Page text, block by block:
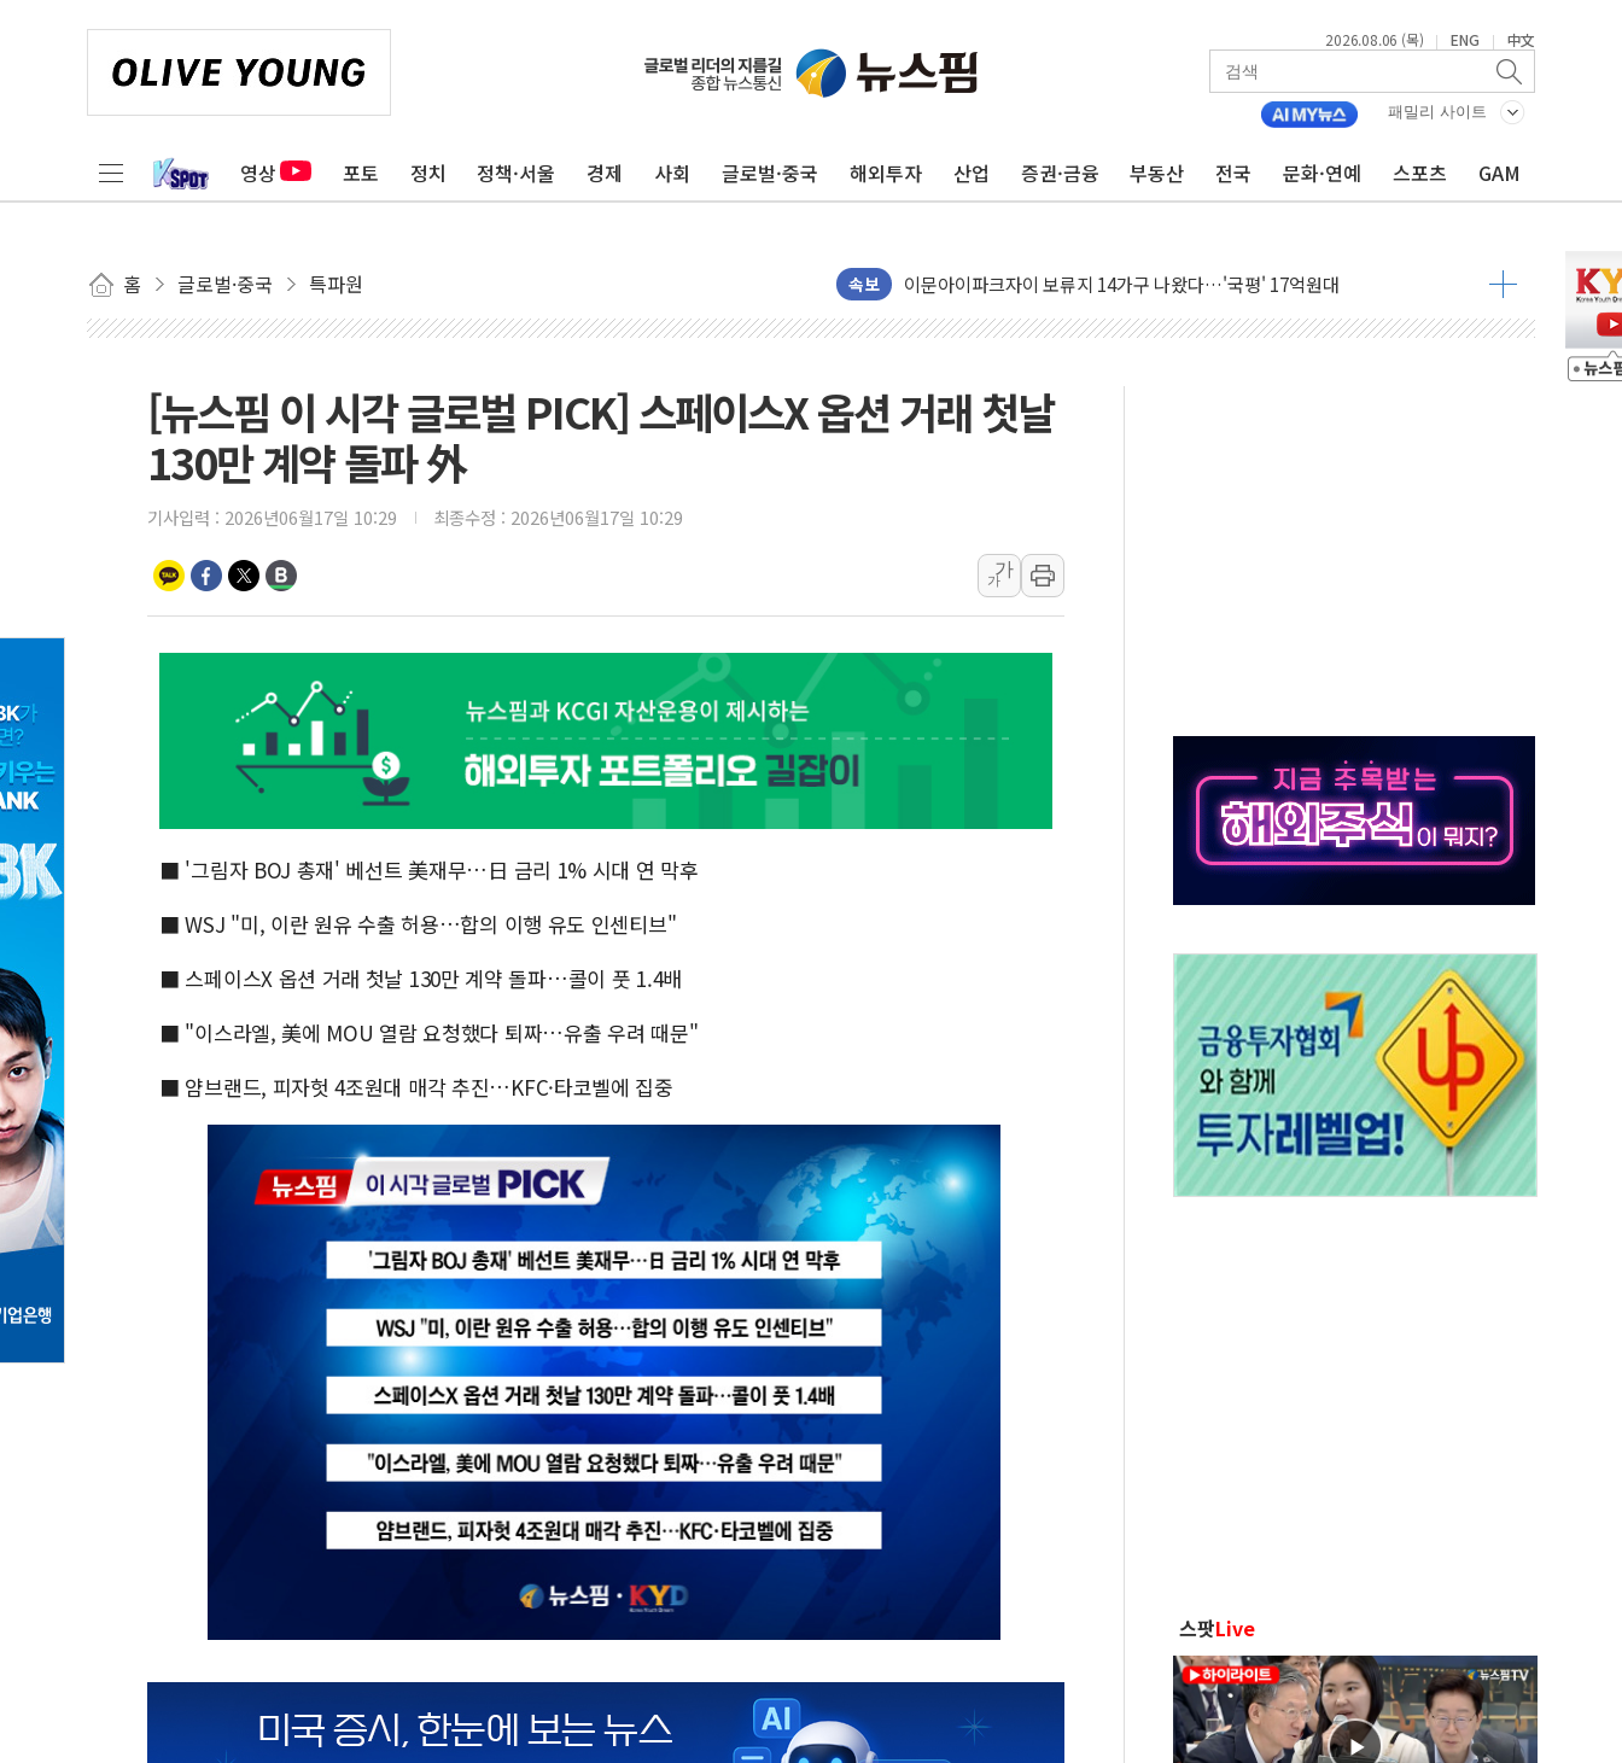
2026.08.06 (목) | ENG | 中文
패밀리 사이트
영상 포토 정치 정책·서울 경제 사회 글로벌·중국 해외투자 산업 증권·금융 부동산 전국 문화·연예 스포츠 GAM
홈 글로벌·중국 특파원 속보
아모레퍼시픽 에스트라, 유로모니터 선정 '한국 1위 더마 브랜드'
이문아이파크자이 보류지 14가구 나왔다…'국평' 17억원대
샌디스크 매출 전망 기대 못미쳐... 시간외 거래에서 8% 하락
원희룡, 종합특검 2차 출석…"특검 위법에 단호히 대처할 것"
스타벅스, 장애인 치료비 1억 기부
TBH글로벌, 신규 브랜드 '타임아웃' 런던 품평회 개최
피알지에스앤텍, '스케일업 팁스 정책 지정형' 과제 선정
바이오포트, 필리핀 S&R 멤버십쇼핑에 K-뷰티 공급
라온시큐어, 정부 블록체인 특성화 대학 지원사업 수행기업 선정
대신증권, 네이버웹툰과 크레온 신규 고객 대상 이벤트 실시
이억원 금융위원장 '단일종목 레버리지 ETF' 관련 피고발
이지스자산운용, 옛 분당 롯데백화점 '복합 랜드마크'로 재조성
[뉴스핌 이 시각 글로벌 PICK] 스페이스X 옵션 거래 첫날
130만 계약 돌파 外
기사입력 : 2026년06월17일 10:29 최종수정 : 2026년06월17일 10:29
가
가
■ '그림자 BOJ 총재' 베선트 美재무…日 금리 1% 시대 연 막후
■ WSJ "미, 이란 원유 수출 허용…합의 이행 유도 인센티브"
■ 스페이스X 옵션 거래 첫날 130만 계약 돌파…콜이 풋 1.4배
■ "이스라엘, 美에 MOU 열람 요청했다 퇴짜…유출 우려 때문"
■ 얌브랜드, 피자헛 4조원대 매각 추진…KFC·타코벨에 집중
스팟Live